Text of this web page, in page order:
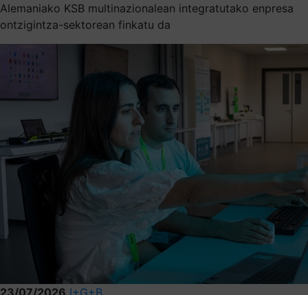
Alemaniako KSB multinazionalean integratutako enpresa
ontzigintza-sektorean finkatu da
23/07/2026 I+G+B